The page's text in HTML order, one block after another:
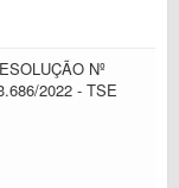
Nº
2022 - TSE